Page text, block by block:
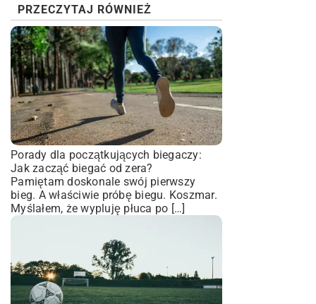
PRZECZYTAJ RÓWNIEŻ
Porady dla początkujących biegaczy:
Jak zacząć biegać od zera?
Pamiętam doskonale swój pierwszy
bieg. A właściwie próbę biegu. Koszmar.
Myślałem, że wypluję płuca po […]